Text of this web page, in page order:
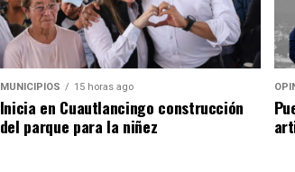
MUNICIPIOS 15 horas ago
Inicia en Cuautlancingo construcción
del parque para la niñez